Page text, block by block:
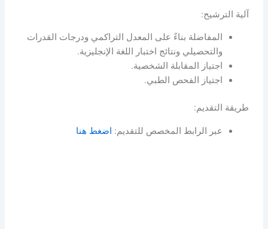
آلية الترشيح:
المفاضلة بناءً على المعدل التراكمي ودرجات القدرات
والتحصيلي ونتائج اختبار اللغة الإنجليزية.
اجتياز المقابلة الشخصية.
اجتياز الفحص الطبي.
طريقة التقديم:
عبر الرابط المخصص للتقديم: اضغط هنا